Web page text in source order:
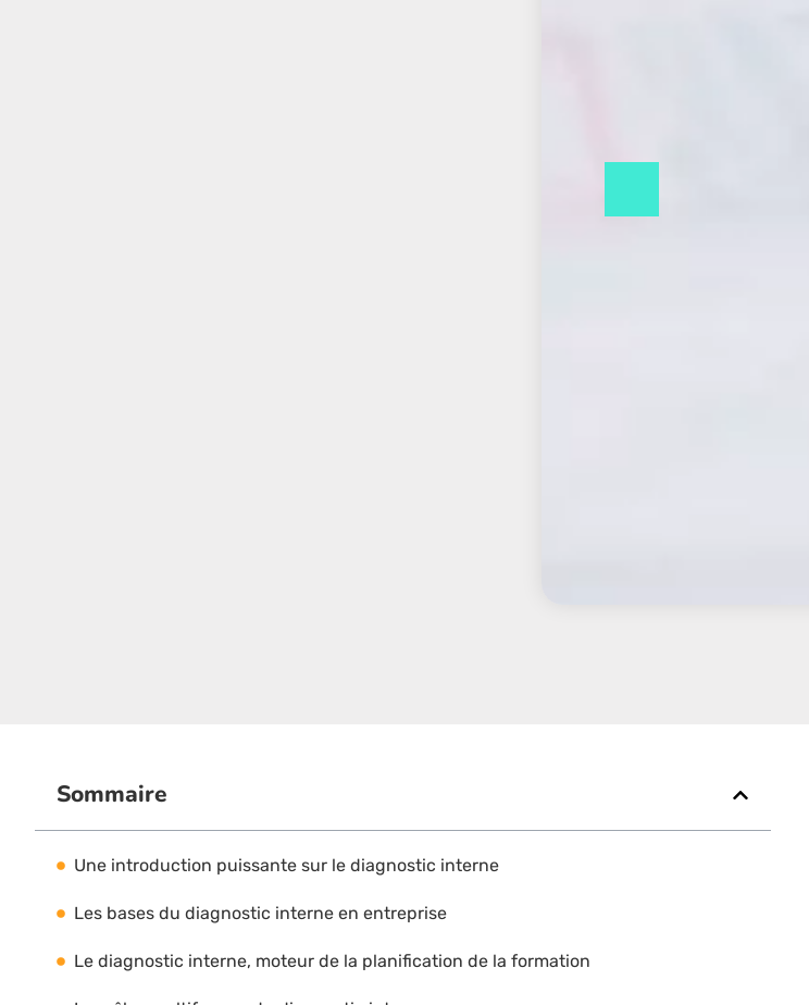
Sommaire
Une introduction puissante sur le diagnostic interne
Les bases du diagnostic interne en entreprise
Le diagnostic interne, moteur de la planification de la formation